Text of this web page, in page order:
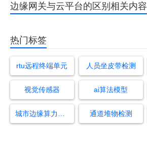
边缘网关与云平台的区别相关内容
热门标签
rtu远程终端单元 人员坐皮带检测
视觉传感器 ai算法模型
通道堆物检测